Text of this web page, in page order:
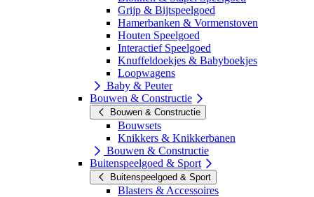
Grijp & Bijtspeelgoed
Hamerbanken & Vormenstoven
Houten Speelgoed
Interactief Speelgoed
Knuffeldoekjes & Babyboekjes
Loopwagens
Baby & Peuter
Bouwen & Constructie
Bouwen & Constructie
Bouwsets
Knikkers & Knikkerbanen
Bouwen & Constructie
Buitenspeelgoed & Sport
Buitenspeelgoed & Sport
Blasters & Accessoires